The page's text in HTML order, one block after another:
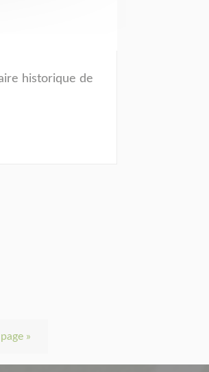
historique de
»